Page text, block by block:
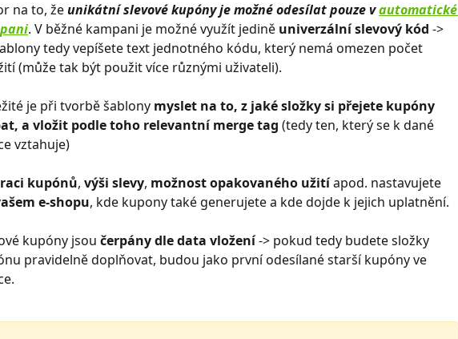
na to, že unikátní slevové kupóny je možné odesílat pouze v automatické
. V běžné kampani je možné využít jedině univerzální slevový kód ->
tedy vepíšete text jednotného kódu, který nemá omezen počet
(může tak být použit více různými uživateli).
je při tvorbě šablony myslet na to, z jaké složky si přejete kupóny
a vložit podle toho relevantní merge tag (tedy ten, který se k dané
vztahuje)
kupónů, výši slevy, možnost opakovaného užití apod. nastavujete
e-shopu, kde kupony také generujete a kde dojde k jejich uplatnění.
kupóny jsou čerpány dle data vložení -> pokud tedy budete složky
pravidelně doplňovat, budou jako první odesílané starší kupóny ve